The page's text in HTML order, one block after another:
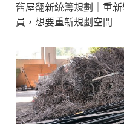
舊屋翻新統籌規劃｜重
員，想要重新規劃空間